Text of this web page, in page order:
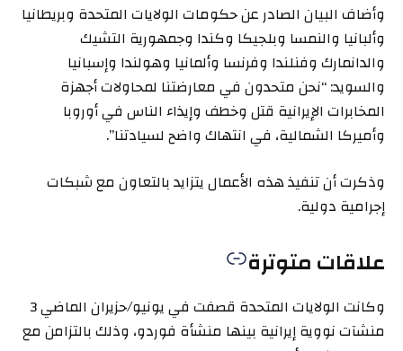
وأضاف البيان الصادر عن حكومات الولايات المتحدة وبريطانيا
وألبانيا والنمسا وبلجيكا وكندا وجمهورية التشيك
والدانمارك وفنلندا وفرنسا وألمانيا وهولندا وإسبانيا
والسويد: “نحن متحدون في معارضتنا لمحاولات أجهزة
المخابرات الإيرانية قتل وخطف وإيذاء الناس في أوروبا
وأميركا الشمالية، في انتهاك واضح لسيادتنا”.
وذكرت أن تنفيذ هذه الأعمال يتزايد بالتعاون مع شبكات
إجرامية دولية.
علاقات متوترة
وكانت الولايات المتحدة قصفت في يونيو/حزيران الماضي 3
منشآت نووية إيرانية بينها منشأة فوردو، وذلك بالتزامن مع